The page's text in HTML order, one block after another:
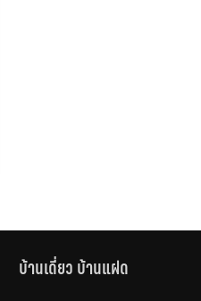
บ้านเดี่ยว บ้านแฝด